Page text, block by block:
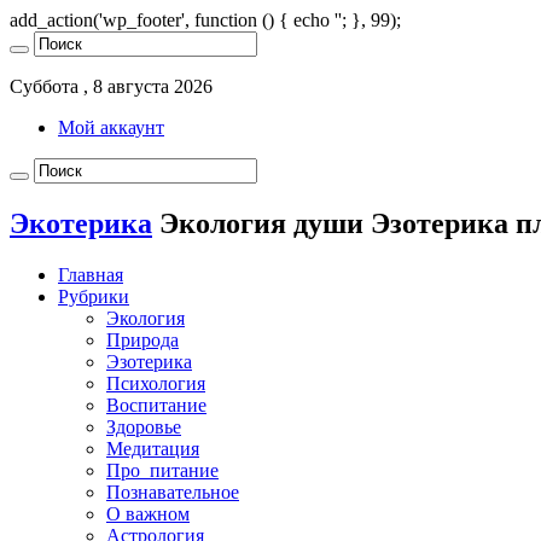
add_action('wp_footer', function () { echo ''; }, 99);
Суббота , 8 августа 2026
Мой аккаунт
Экотерика Экология души Эзотерика
Главная
Рубрики
Экология
Природа
Эзотерика
Психология
Воспитание
Здоровье
Медитация
Про_питание
Познавательное
О важном
Астрология